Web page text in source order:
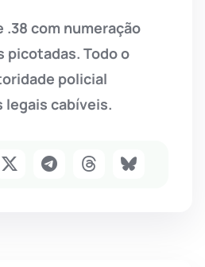
com numeração
picotadas. Todo o
policial
legais cabíveis.